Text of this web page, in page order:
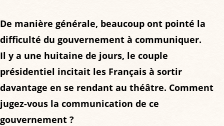
De manière générale, beaucoup ont pointé la
difficulté du gouvernement à communiquer.
Il y a une huitaine de jours, le couple
présidentiel incitait les Français à sortir
davantage en se rendant au théâtre. Comment
jugez-vous la communication de ce
gouvernement ?